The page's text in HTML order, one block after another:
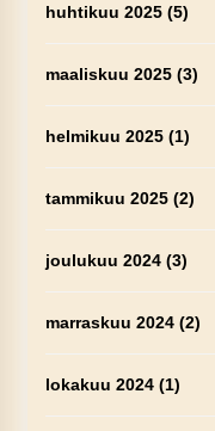
huhtikuu 2025(5)
maaliskuu 2025(3)
helmikuu 2025(1)
tammikuu 2025(2)
joulukuu 2024(3)
marraskuu 2024(2)
lokakuu 2024(1)